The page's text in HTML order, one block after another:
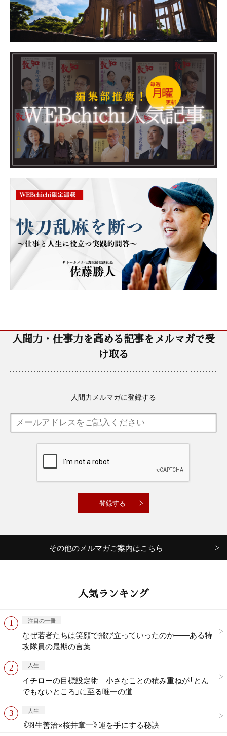
人間力・仕事力を高める記事をメルマガで受
け取る
人間力メルマガに登録する
その他のメルマガご案内はこちら
人気ランキング
注目の一冊
なぜ若者たちは笑顔で飛び立っていったのか——ある特
攻隊員の最期の言葉
人生
イチローの目標設定術｜小さなことの積み重ねが「とん
でもないところ」に至る唯一の道
人生
《羽生善治×桜井章一》運を手にする秘訣